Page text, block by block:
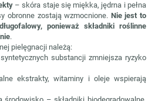
– skóra staje się miękka, jędrna i pełna
obronne zostają wzmocnione. Nie jest to
ponieważ składniki roślinne
.
pielęgnacji należą:
substancji zmniejsza ryzyko
ekstrakty, witaminy i oleje wspierają